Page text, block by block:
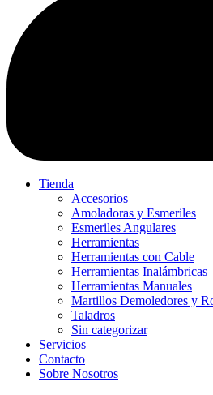
Tienda
Accesorios
Amoladoras y Esmeriles
Esmeriles Angulares
Herramientas
Herramientas con Cable
Herramientas Inalámbricas
Herramientas Manuales
Martillos Demoledores y
Taladros
Sin categorizar
Servicios
Contacto
Sobre Nosotros